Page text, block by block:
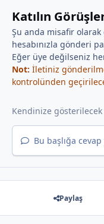
Katılın
Şu anda misafir olarak
hesabınızla gönderi
Eğer üye değilseniz
Not: İletiniz
kontrolünden
Bu başlığa cevap
Paylaş